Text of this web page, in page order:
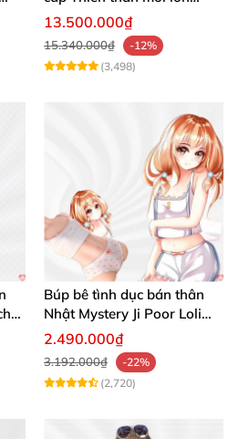
mượt mà mềm mại
13.500.000₫
15.340.000₫
-12%
(3,498)
Búp bê tình dục bán thân
Nhật Mystery Ji Poor Loli
TPE 6kg siêu mềm mại
2.490.000₫
3.192.000₫
-22%
(2,720)